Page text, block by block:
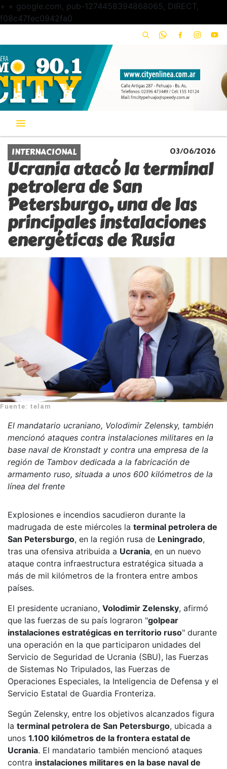
+ + google.com, pub-1274458394868065, DIRECT,
f08c47fec0942fa0
INTERNACIONAL 03/06/2026
Ucrania atacó la terminal
petrolera de San
Petersburgo, una de las
principales instalaciones
energéticas de Rusia
Fuente: telam
El mandatario ucraniano, Volodimir Zelensky, también
mencionó ataques contra instalaciones militares en la
base naval de Kronstadt y contra una empresa de la
región de Tambov dedicada a la fabricación de
armamento ruso, situada a unos 600 kilómetros de la
línea del frente
Explosiones e incendios sacudieron durante la
madrugada de este miércoles la terminal petrolera de
San Petersburgo, en la región rusa de Leningrado,
tras una ofensiva atribuida a Ucrania, en un nuevo
ataque contra infraestructura estratégica situada a
más de mil kilómetros de la frontera entre ambos
países.
El presidente ucraniano, Volodimir Zelensky, afirmó
que las fuerzas de su país lograron "golpear
instalaciones estratégicas en territorio ruso" durante
una operación en la que participaron unidades del
Servicio de Seguridad de Ucrania (SBU), las Fuerzas
de Sistemas No Tripulados, las Fuerzas de
Operaciones Especiales, la Inteligencia de Defensa y el
Servicio Estatal de Guardia Fronteriza.
Según Zelensky, entre los objetivos alcanzados figura
la terminal petrolera de San Petersburgo, ubicada a
unos 1.100 kilómetros de la frontera estatal de
Ucrania. El mandatario también mencionó ataques
contra instalaciones militares en la base naval de